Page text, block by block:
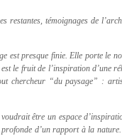
restantes, témoignages de
est presque finie. Elle porte le
le fruit de l’inspiration d’une
chercheur “du paysage” :
être un espace
profonde d’un rapport à la